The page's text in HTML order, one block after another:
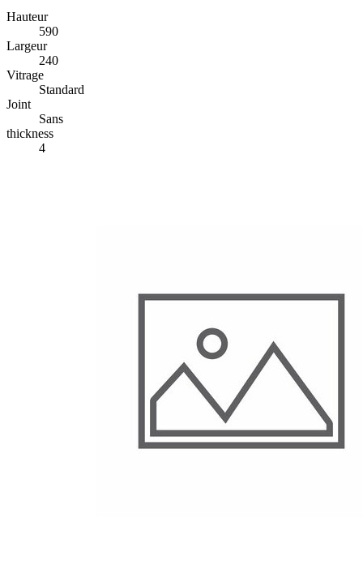
Hauteur
590
Largeur
240
Vitrage
Standard
Joint
Sans
thickness
4